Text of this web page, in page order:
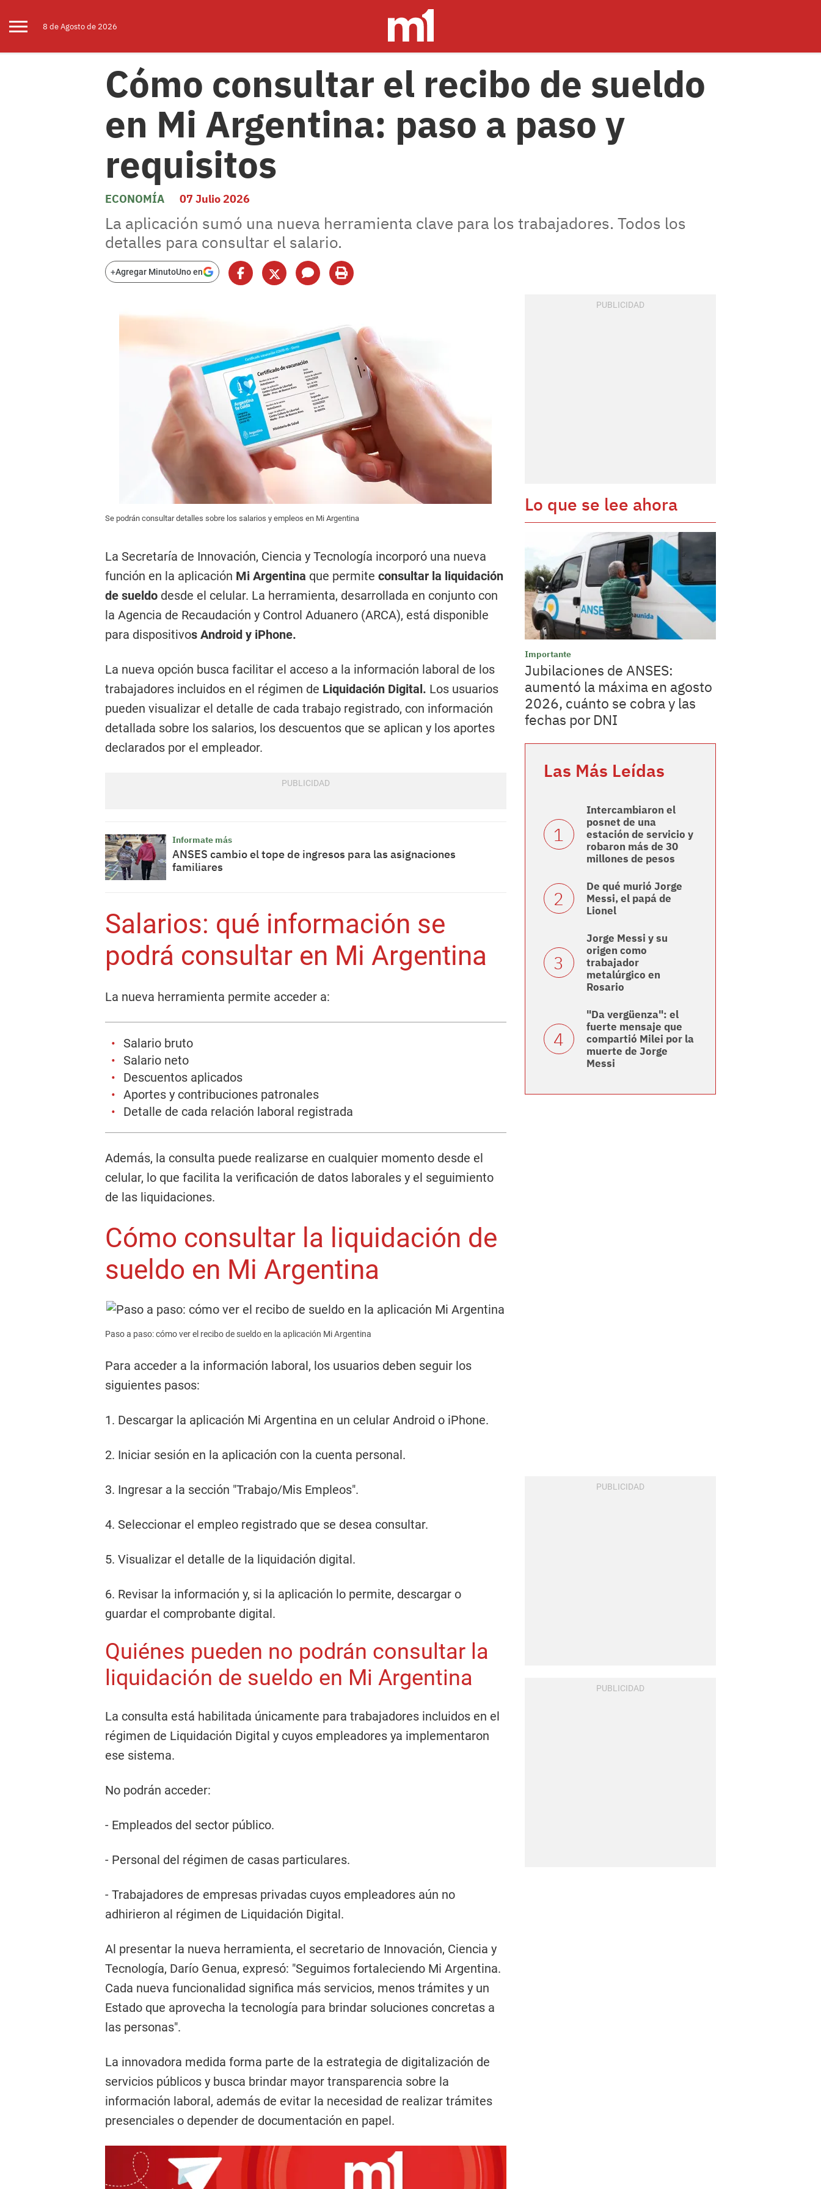
8 deAgostode 2026
Cómo consultar el recibo de sueldo
en Mi Argentina: paso a paso y
requisitos
ECONOMÍA 07 Julio 2026
La aplicación sumó una nueva herramienta clave para los trabajadores. Todos los
detalles para consultar el salario.
+Agregar MinutoUno en
Se podrán consultar detalles sobre los salarios y empleos en Mi Argentina
La Secretaría de Innovación, Ciencia y Tecnología incorporó una nueva
función en la aplicación Mi Argentina que permite consultar la liquidación
de sueldo desde el celular. La herramienta, desarrollada en conjunto con
la Agencia de Recaudación y Control Aduanero (ARCA), está disponible
para dispositivos Android y iPhone.
La nueva opción busca facilitar el acceso a la información laboral de los
trabajadores incluidos en el régimen de Liquidación Digital. Los usuarios
pueden visualizar el detalle de cada trabajo registrado, con información
detallada sobre los salarios, los descuentos que se aplican y los aportes
declarados por el empleador.
Informate más
ANSES cambio el tope de ingresos para las asignaciones
familiares
Salarios: qué información se
podrá consultar en Mi Argentina
La nueva herramienta permite acceder a:
Salario bruto
Salario neto
Descuentos aplicados
Aportes y contribuciones patronales
Detalle de cada relación laboral registrada
Además, la consulta puede realizarse en cualquier momento desde el
celular, lo que facilita la verificación de datos laborales y el seguimiento
de las liquidaciones.
Cómo consultar la liquidación de
sueldo en Mi Argentina
Paso a paso: cómo ver el recibo de sueldo en la aplicación Mi Argentina
Para acceder a la información laboral, los usuarios deben seguir los
siguientes pasos:
1. Descargar la aplicación Mi Argentina en un celular Android o iPhone.
2. Iniciar sesión en la aplicación con la cuenta personal.
3. Ingresar a la sección "Trabajo/Mis Empleos".
4. Seleccionar el empleo registrado que se desea consultar.
5. Visualizar el detalle de la liquidación digital.
6. Revisar la información y, si la aplicación lo permite, descargar o
guardar el comprobante digital.
Quiénes pueden no podrán consultar la
liquidación de sueldo en Mi Argentina
La consulta está habilitada únicamente para trabajadores incluidos en el
régimen de Liquidación Digital y cuyos empleadores ya implementaron
ese sistema.
No podrán acceder:
- Empleados del sector público.
- Personal del régimen de casas particulares.
- Trabajadores de empresas privadas cuyos empleadores aún no
adhirieron al régimen de Liquidación Digital.
Al presentar la nueva herramienta, el secretario de Innovación, Ciencia y
Tecnología, Darío Genua, expresó: "Seguimos fortaleciendo Mi Argentina.
Cada nueva funcionalidad significa más servicios, menos trámites y un
Estado que aprovecha la tecnología para brindar soluciones concretas a
las personas".
La innovadora medida forma parte de la estrategia de digitalización de
servicios públicos y busca brindar mayor transparencia sobre la
información laboral, además de evitar la necesidad de realizar trámites
presenciales o depender de documentación en papel.
Lo que se lee ahora
Importante
Jubilaciones de ANSES:
aumentó la máxima en agosto
2026, cuánto se cobra y las
fechas por DNI
Las Más Leídas
Intercambiaron el
posnet de una
estación de servicio y
robaron más de 30
millones de pesos
De qué murió Jorge
Messi, el papá de
Lionel
Jorge Messi y su
origen como
trabajador
metalúrgico en
Rosario
"Da vergüenza": el
fuerte mensaje que
compartió Milei por la
muerte de Jorge
Messi